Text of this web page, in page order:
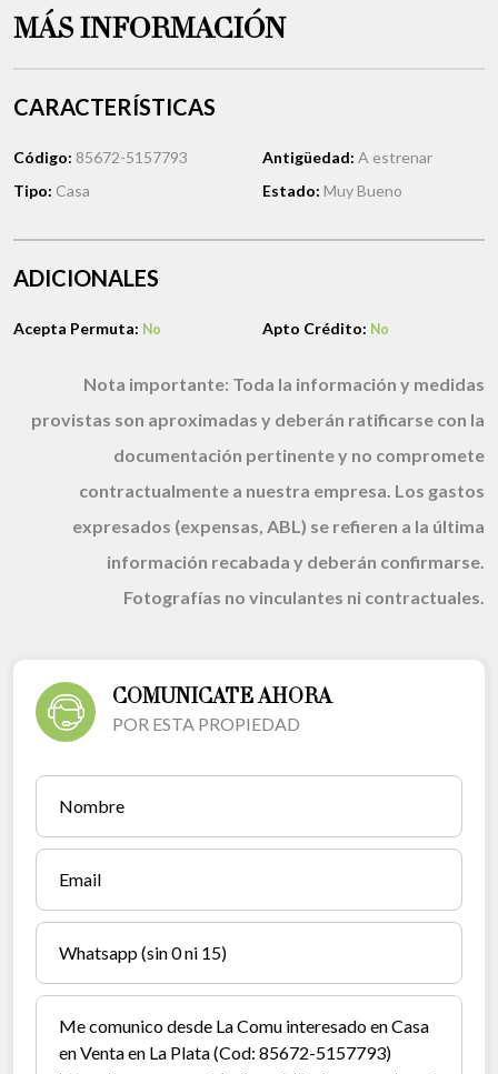
MÁS INFORMACIÓN
CARACTERÍSTICAS
Código: 85672-5157793
Tipo: Casa
Antigüedad: A estrenar
Estado: Muy Bueno
ADICIONALES
Acepta Permuta: No Apto Crédito: No
Nota importante: Toda la información y medidas
provistas son aproximadas y deberán ratificarse con la
documentación pertinente y no compromete
contractualmente a nuestra empresa. Los gastos
expresados (expensas, ABL) se refieren a la última
información recabada y deberán confirmarse.
Fotografías no vinculantes ni contractuales.
COMUNICATE AHORA
POR ESTA PROPIEDAD